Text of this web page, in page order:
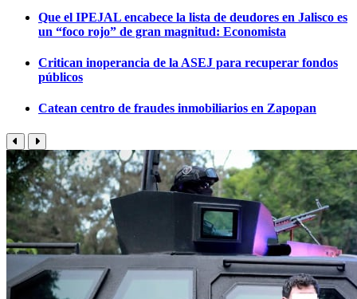
Que el IPEJAL encabece la lista de deudores en Jalisco es
un “foco rojo” de gran magnitud: Economista
Critican inoperancia de la ASEJ para recuperar fondos
públicos
Catean centro de fraudes inmobiliarios en Zapopan